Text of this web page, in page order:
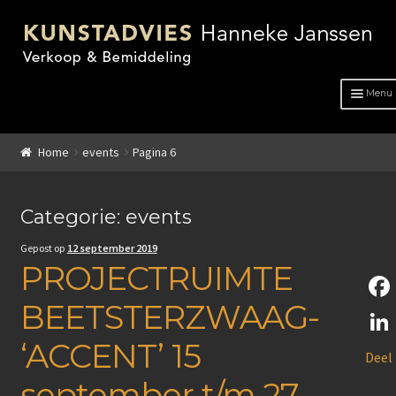
Menu
ADVIES
KUNSTENAARS
GENRE
GENRE
Home events Pagina 6
Categorie: events
Gepost op 12 september 2019
PROJECTRUIMTE
BEETSTERZWAAG-
‘ACCENT’ 15
F
L
Deel